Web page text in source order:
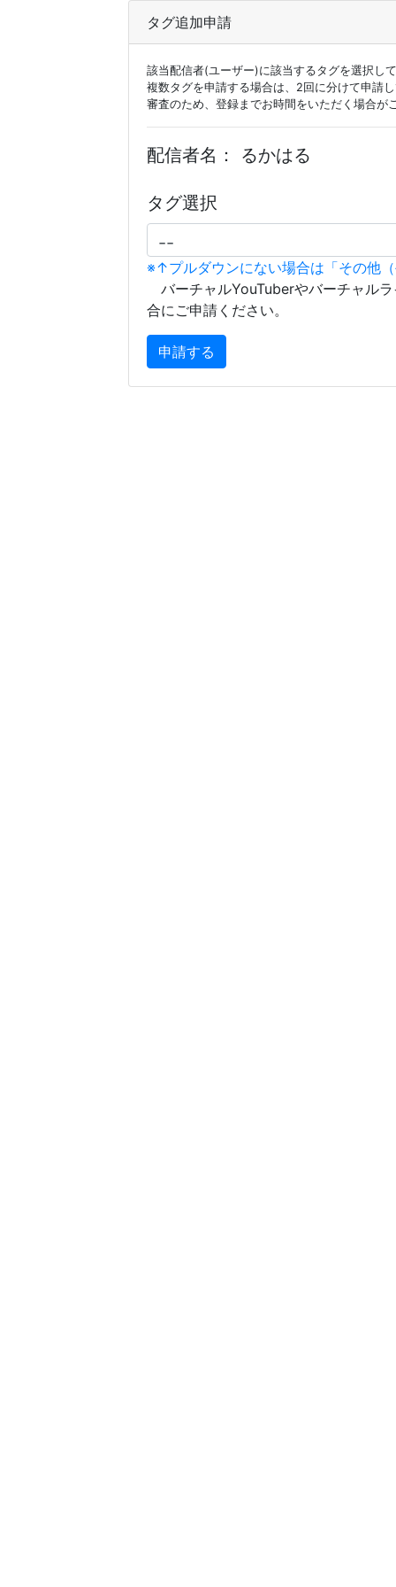
タグ追加申請
該当配信者(ユーザー)に該当するタグを選択し
複数タグを申請する場合は、2回に分けて申請
審査のため、登録までお時間をいただく場合が
配信者名： るかはる
タグ選択
※↑プルダウンにない場合は「その他
バーチャルYouTuberやバーチャル
合にご申請ください。
申請する